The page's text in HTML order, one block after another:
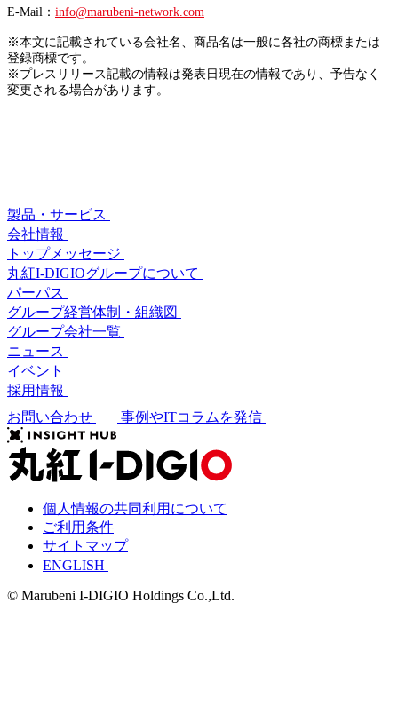
E-Mail： info@marubeni-network.com
※本文に記載されている会社名、商品名は一般に各社の商標または
登録商標です。
※プレスリリース記載の情報は発表日現在の情報であり、予告なく
変更される場合があります。
製品・サービス
会社情報
トップメッセージ
丸紅I-DIGIOグループについて
パーパス
グループ経営体制・組織図
グループ会社一覧
ニュース
イベント
採用情報
お問い合わせ
事例やITコラムを発信
個人情報の共同利用について
ご利用条件
サイトマップ
ENGLISH
© Marubeni I-DIGIO Holdings Co.,Ltd.